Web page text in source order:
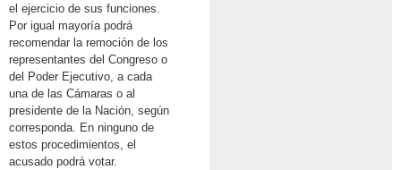
el ejercicio de sus funciones.
Por igual mayoría podrá
recomendar la remoción de los
representantes del Congreso o
del Poder Ejecutivo, a cada
una de las Cámaras o al
presidente de la Nación, según
corresponda. En ninguno de
estos procedimientos, el
acusado podrá votar.